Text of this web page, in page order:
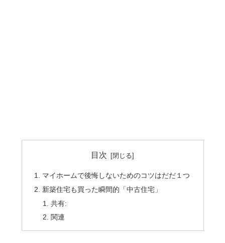
目次
マイホームで後悔しないためのコツはだだ１つ
新築住宅も買った瞬間的「中古住宅」
共有:
関連